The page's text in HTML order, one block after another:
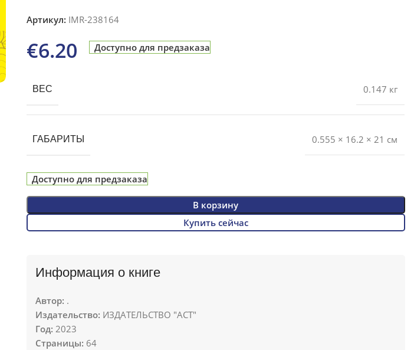
Артикул: IMR-238164
€6.20 Доступно для предзаказа
ВЕС 0.147 кг
ГАБАРИТЫ 0.555 × 16.2 × 21 см
Доступно для предзаказа
В корзину
Купить сейчас
Информация о книге
Автор: .
Издательство: ИЗДАТЕЛЬСТВО "АСТ"
Год: 2023
Страницы: 64